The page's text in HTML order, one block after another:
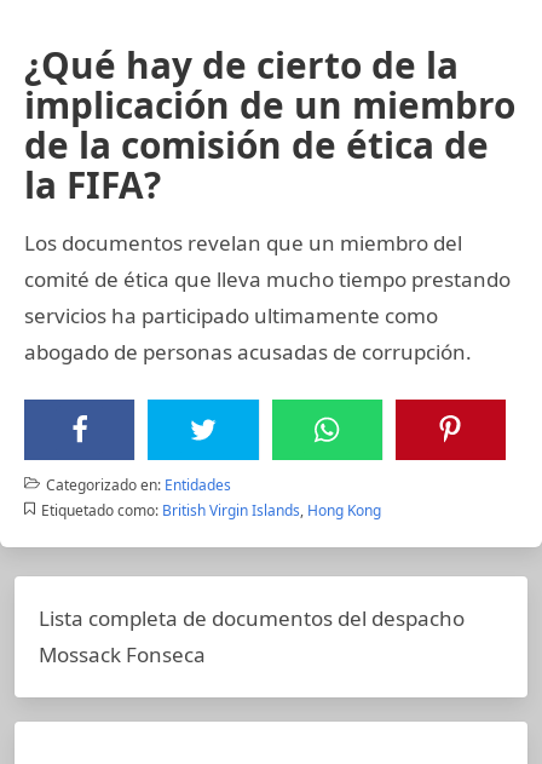
¿Qué hay de cierto de la
implicación de un miembro
de la comisión de ética de
la FIFA?
Los documentos revelan que un miembro del
comité de ética que lleva mucho tiempo prestando
servicios ha participado ultimamente como
abogado de personas acusadas de corrupción.
Categorizado en: Entidades
Etiquetado como: British Virgin Islands, Hong Kong
Lista completa de documentos del despacho
Mossack Fonseca